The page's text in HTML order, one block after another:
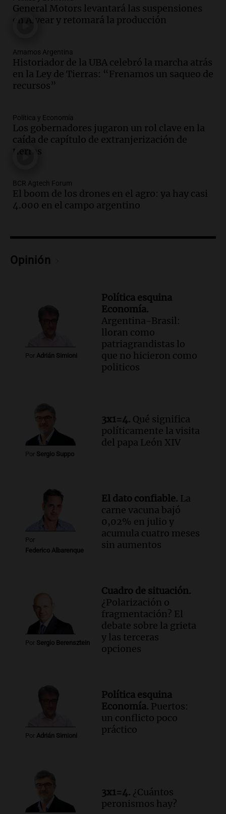
accidente fatal en San Luis dejó tres
jóvenes muertos y un herido grave
Audio.Historiador de la UBA celebró la
marcha atrás en la Ley de Tierras:
“Frenamos un saqueo de recursos”
Amamos Argentina
Audio.Ahyre estuvo en el Estudio
Federal Sancor Seguros y adelantó su
nuevo tema a Cadena 3 Rosario.
Viva la Radio Rosario
Cristo Redentor por acumulación de
nieve se extiende a 22 días
Panorama Federal
Audio.Estudiantes de Italia realizan
enriquecer su formación educativa
La Universidad de Milán y su
colaboración con la municipalidad para
la educación y parques
Audio.El papamóvil de Juan Pablo II
revive con la visita de León XIV y una
Episodios
Audio.
Monseñor Fenoy celebra la visita
de León XIV a Argentina y reflexiona
sobre su impacto espiritual
Panorama Federal
Fe relativiza el impacto del fallo sobre
jubilaciones en la provincia
Panorama Federal
Episodios
General Motors levantará las suspensiones
en Alvear y retomará la producción
Amamos Argentina
Historiador de la UBA celebró la marcha atrás
en la Ley de Tierras: “Frenamos un saqueo de
recursos”
Política y Economía
Los gobernadores jugaron un rol clave en la
caída de capítulo de extranjerización de
tierras
BCR Agtech Forum
El boom de los drones en el agro: ya hay casi
4.000 en el campo argentino
Opinión
Por Adrián Simioni
Política esquina
Economía.
Argentina-Brasil:
lloran como
patriagrandistas lo
que no hicieron como
politicos
Por Sergio Suppo
3x1=4. Qué significa
políticamente la visita
del papa León XIV
Por
Federico Albarenque
El dato confiable. La
carne vacuna bajó
0,02% en julio y
acumula cuatro meses
sin aumentos
Por Sergio Berensztein
Cuadro de situación.
¿Polarización o
fragmentación? El
debate sobre la grieta
y las terceras
opciones
Por Adrián Simioni
Política esquina
Economía. Puertos:
un conflicto poco
práctico
3x1=4. ¿Cuántos
peronismos hay?